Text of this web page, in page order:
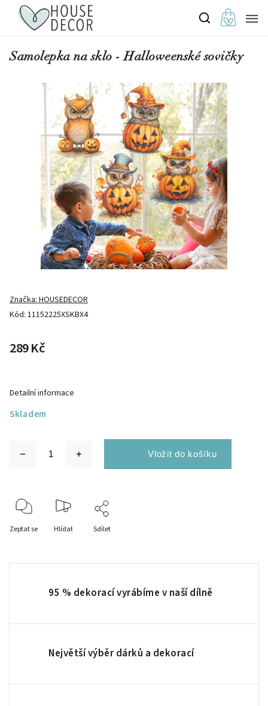
Samolepka na sklo - Halloweenské sovičky
Kód: 11152225XSKBX4
Značka:HOUSEDECOR
289 Kč
Skladem
Detailní informace
Zeptat se Hlídat Sdílet
95 % dekorací vyrábíme v naší dílně
Největší výběr dárků a dekorací